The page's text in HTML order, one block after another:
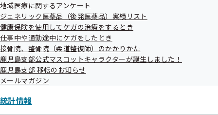
地域医療に関するアンケート
ジェネリック医薬品（後発医薬品）実績リスト
健康保険を使用してケガの治療をするとき
仕事中や通勤途中にケガをしたとき
接骨院、整骨院（柔道整復師）のかかりかた
鹿児島支部公式マスコットキャラクターが誕生しました！
鹿児島支部 移転のお知らせ
メールマガジン
統計情報
協会けんぽ鹿児島支部作成動画！！
健康メッセージカード運動
鹿児島支部公式LINEについて